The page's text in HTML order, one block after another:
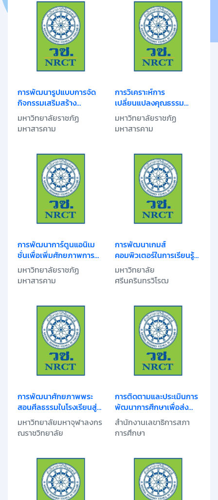
การพัฒนารูปแบบการจัด
กิจกรรมเสริมสร้าง
คุณธรรม จริยธรรม และค่า
นิยมที่ดีงาม และการสร้าง
เครือข่ายการพัฒนาที่
จังหวัดมหาสารคาม
มหาวิทยาลัยราชภัฏ
มหาสารคาม
การวิเคราะห์การ
เปลี่ยนแปลงคุณธรรม
จริยธรรมของเยาวชนใน
สถานศึกษาระดับการศึกษา
ขั้นพื้นฐาน ภาคตะวันออก
มหาวิทยาลัยราชภัฏ
มหาสารคาม
การพัฒนาการ์ตูนแอนิเม
ชั่นเพื่อเพิ่มศักยภาพการ
เสริมสร้างคุณธรรม
จริยธรรม
มหาวิทยาลัยราชภัฏ
มหาสารคาม
การพัฒนาเกมส์
คอมพิวเตอร์ในการเรียนรู้
ด้วยตนเองเพื่อการพัฒนา
คุณธรรมของนิสิต: กรณี
ศึกษารายวิชาศึกษาทั่วไป
ศรีนครินทรวิโรฒ
มหาวิทยาลัย
ศรีนครินทรวิโรฒ
การพัฒนาศักยภาพพระ
สอนศีลธรรมในโรงเรียนสู่
การพัฒนาปัญญาและ
คุณธรรม
มหาวิทยาลัยมหาจุฬาลงกร
ณราชวิทยาลัย
การติดตามและประเมินการ
พัฒนาการศึกษาเพื่อส่ง
เสริมคุณธรรม จริยธรรม
และค่านิยมของคนไทย
สำนักงานเลขาธิการสภา
การศึกษา